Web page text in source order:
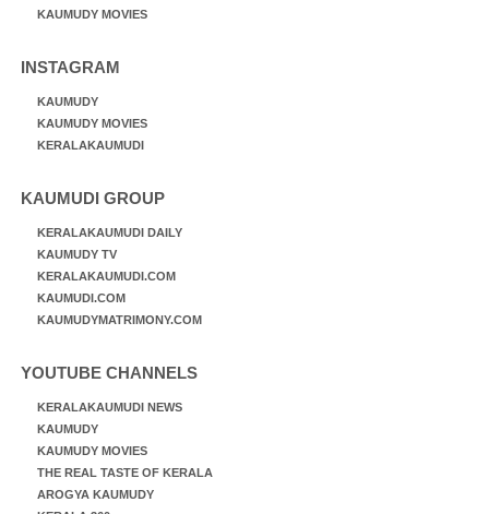
KAUMUDY MOVIES
INSTAGRAM
KAUMUDY
KAUMUDY MOVIES
KERALAKAUMUDI
KAUMUDI GROUP
KERALAKAUMUDI DAILY
KAUMUDY TV
KERALAKAUMUDI.COM
KAUMUDI.COM
KAUMUDYMATRIMONY.COM
YOUTUBE CHANNELS
KERALAKAUMUDI NEWS
KAUMUDY
KAUMUDY MOVIES
THE REAL TASTE OF KERALA
AROGYA KAUMUDY